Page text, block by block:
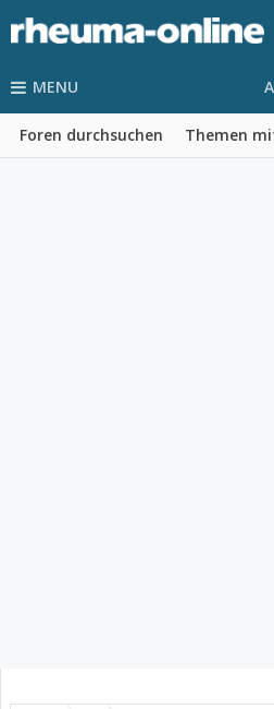
MENU
Foren durchsuchen Themen